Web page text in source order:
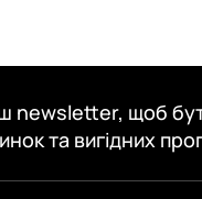
newsletter, щоб
та вигідних